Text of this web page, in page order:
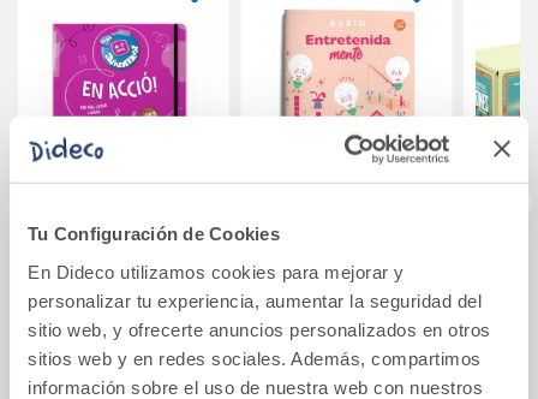
Tu Configuración de Cookies
En Dideco utilizamos cookies para mejorar y
personalizar tu experiencia, aumentar la seguridad del
sitio web, y ofrecerte anuncios personalizados en otros
sitios web y en redes sociales. Además, compartimos
información sobre el uso de nuestra web con nuestros
Edición catalán:
Avivament En
acció! 6-7 anys
11,90€
EntretenidaMENT
E. Pasatiempos
para divertirse y
estimular las
neuronas (4-5 años
5,90€